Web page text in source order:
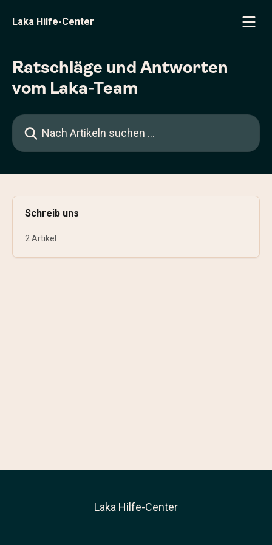
Laka Hilfe-Center
Ratschläge und Antworten
vom Laka-Team
Nach Artikeln suchen …
Schreib uns
2 Artikel
Laka Hilfe-Center